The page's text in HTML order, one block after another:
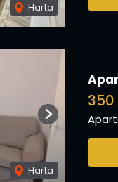
Harta
Harta
Next